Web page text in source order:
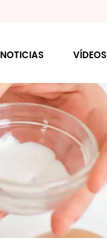
NOTICIAS VÍDEOS